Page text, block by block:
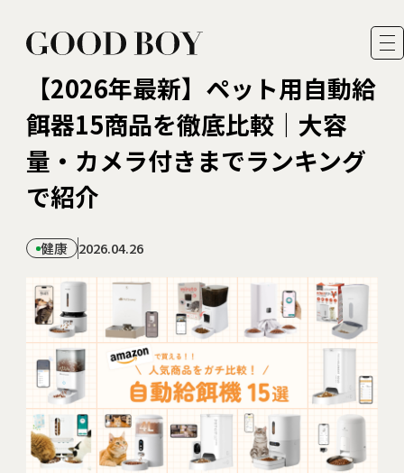
プライバシーポリシー・ 免責事項
FEATURES
READER MODEL
RECOMMEND
Category
【2026年最新】ペット用自動給
餌器15商品を徹底比較｜大容
量・カメラ付きまでランキング
で紹介
健康 2026.04.26